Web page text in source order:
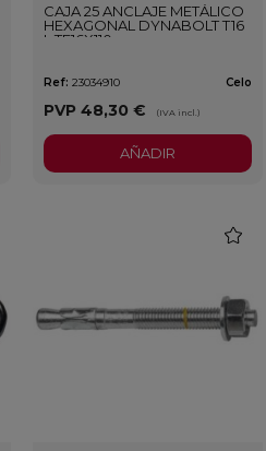
CAJA 25 ANCLAJE METÁLICO
HEXAGONAL DYNABOLT T16
L TE16X110
Ref: 23034910 Celo
PVP 48,30 € (IVA incl.)
AÑADIR